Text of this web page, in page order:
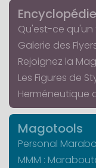
Encyclopédie
Qu'est-ce qu'un
Galerie des
Rejoignez la
Les Figures de
Herméneutique
Magotools
Personal
MMM :